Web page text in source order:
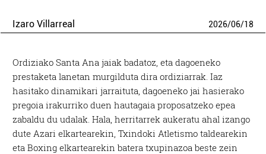
Izaro Villarreal 2026/06/18
Ordiziako Santa Ana jaiak badatoz, eta dagoeneko
prestaketa lanetan murgilduta dira ordiziarrak. Iaz
hasitako dinamikari jarraituta, dagoeneko jai hasierako
pregoia irakurriko duen hautagaia proposatzeko epea
zabaldu du udalak. Hala, herritarrek aukeratu ahal izango
dute Azari elkartearekin, Txindoki Atletismo taldearekin
eta Boxing elkartearekin batera txupinazoa beste zein